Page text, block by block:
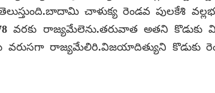
చాళుక్య రెండవ పులకేశి
వరకు రాజ్యమేలెను.తరువాత అతని కొడుకు
వరుసగా రాజ్యమేలిరి.విజయాదిత్యుని కొడుకు